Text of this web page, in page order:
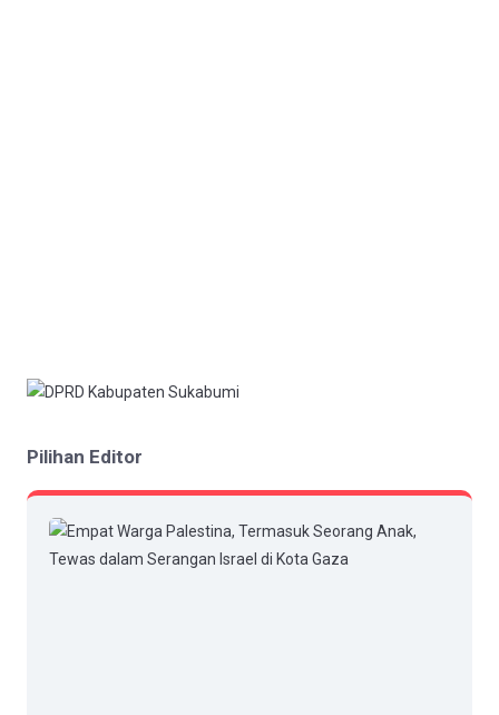
Pilihan Editor